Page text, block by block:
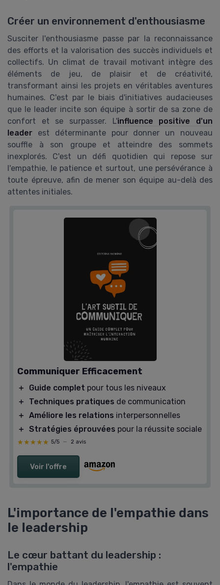
Créer un environnement d'enthousiasme
Susciter l'enthousiasme passe par la reconnaissance
des efforts et la valorisation des succès individuels et
collectifs. Un climat de travail motivant intègre des
éléments de jeu, de plaisir et de créativité,
transformant ainsi les projets en véritables aventures
humaines. C'est par le biais d'initiatives audacieuses
que le leader incite son équipe à sortir de sa zone de
confort et se surpasser. L'influence positive d'un
leader est déterminante pour donner un nouveau
souffle à son groupe et atteindre des sommets
inexplorés. C'est un défi quotidien qui repose sur
l'empathie, le patience et surtout, une persévérance à
toute épreuve, afin de mener son équipe au-delà des
attentes initiales.
Communiquer Efficacement
＋ Guide complet pour tous les niveaux
＋
Techniques pratiques de communication
＋ Améliore les relations interpersonnelles
＋ Stratégies éprouvées pour la réussite sociale
★★★★★
★★★★★ 5/5 — 2 avis
Voir l'offre
L'importance de l'empathie dans
le leadership
Le cœur battant du leadership :
l'empathie